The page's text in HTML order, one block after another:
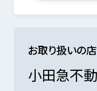
お取り扱いの
小田急不